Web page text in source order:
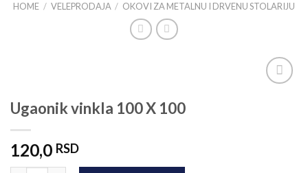
HOME / VELEPRODAJA / OKOVI ZA METALNU I DRVENU STOLARIJU
Ugaonik vinkla 100 X 100
120,0 RSD